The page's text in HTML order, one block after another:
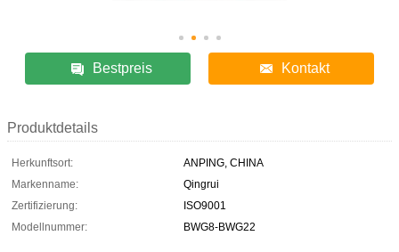
Bestpreis Kontakt
Produktdetails
Herkunftsort:
ANPING, CHINA
Markenname:
Qingrui
Zertifizierung:
ISO9001
Modellnummer:
BWG8-BWG22